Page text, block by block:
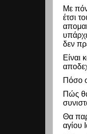
Με
έτσι
δεν
Είναι
Πόσο
Πώς
Θα
αγίου